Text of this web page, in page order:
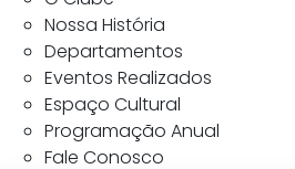
Nossa História
Departamentos
Eventos Realizados
Espaço Cultural
Programação Anual
Fale Conosco